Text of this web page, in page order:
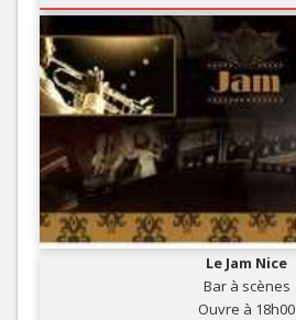
Le Jam Nice
Bar à scènes
Ouvre à 18h00